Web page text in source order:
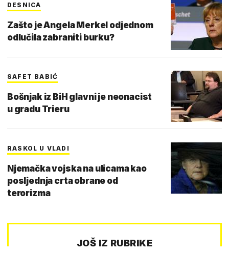
DESNICA
Zašto je Angela Merkel odjednom
odlučila zabraniti burku?
SAFET BABIĆ
Bošnjak iz BiH glavni je neonacist
u gradu Trieru
RASKOL U VLADI
Njemačka vojska na ulicama kao
posljednja crta obrane od
terorizma
JOŠ IZ RUBRIKE